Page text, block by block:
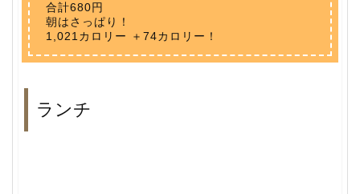
合計680円
朝はさっぱり！
1,021カロリー ＋74カロリー！
ランチ